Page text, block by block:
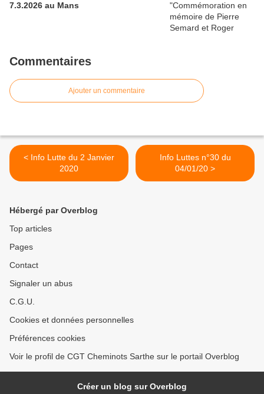
7.3.2026 au Mans
Commentaires
Ajouter un commentaire
< Info Lutte du 2 Janvier
2020
Info Luttes n°30 du
04/01/20 >
Hébergé par Overblog
Top articles
Pages
Contact
Signaler un abus
C.G.U.
Cookies et données personnelles
Préférences cookies
Voir le profil de CGT Cheminots Sarthe sur le portail Overblog
Créer un blog sur Overblog